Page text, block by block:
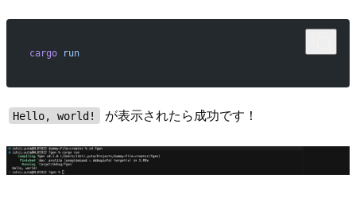
cargo run
Hello, world! が表示されたら成功です！